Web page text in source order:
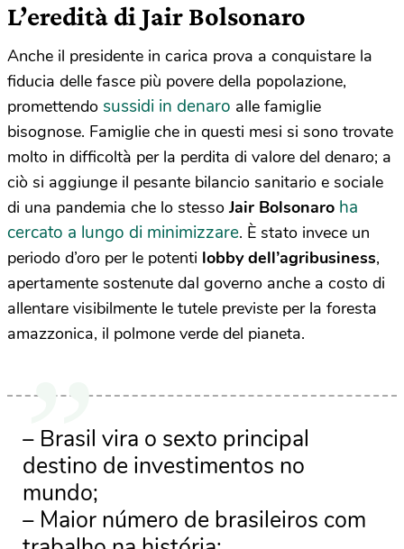
L’eredità di Jair Bolsonaro
Anche il presidente in carica prova a conquistare la
fiducia delle fasce più povere della popolazione,
promettendo sussidi in denaro alle famiglie
bisognose. Famiglie che in questi mesi si sono trovate
molto in difficoltà per la perdita di valore del denaro; a
ciò si aggiunge il pesante bilancio sanitario e sociale
di una pandemia che lo stessoJair Bolsonaro ha
cercato a lungo di minimizzare. È stato invece un
periodo d’oro per le potenti lobby dell’agribusiness,
apertamente sostenute dal governo anche a costo di
allentare visibilmente le tutele previste per la foresta
amazzonica, il polmone verde del pianeta.
– Brasil vira o sexto principal
destino de investimentos no
mundo;
– Maior número de brasileiros com